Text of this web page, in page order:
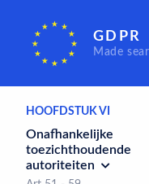
GDPR
Made
landen of
organisaties
Art 44 - 50
HOOFDSTUK VI
Onafhankelijke
toezichthoudende
autoriteiten